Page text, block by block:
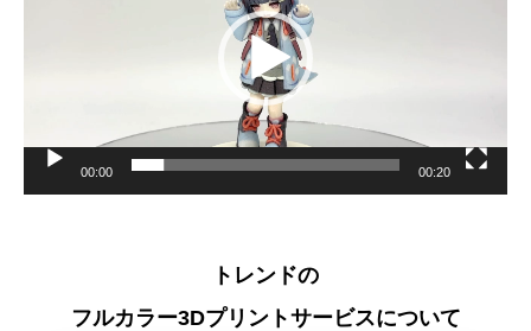
00:00 00:20
トレンドの
フルカラー3Dプリントサービスについて